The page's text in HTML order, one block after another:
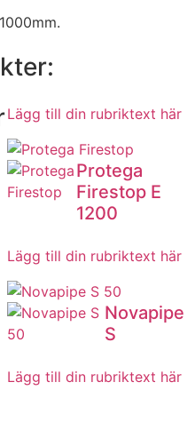
Lägg till din rubriktext här
Protega
Firestop E
1200
Lägg till din rubriktext här
Novapipe
S
Lägg till din rubriktext här